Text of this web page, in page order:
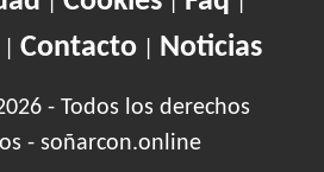
Contacto| Noticias
- Todos los derechos
- soñarcon.online